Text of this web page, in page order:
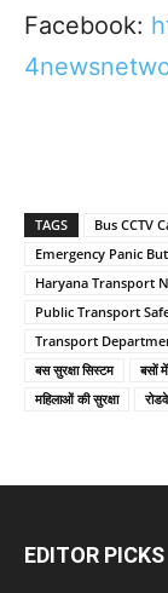
Facebook:
TAGS Bus CCTV
Emergency Panic
Haryana Transport
Public Transport
Transport
बस सुरक्षा सिस्टम
बसों
महिलाओं की सुरक्षा
EDITOR PICKS